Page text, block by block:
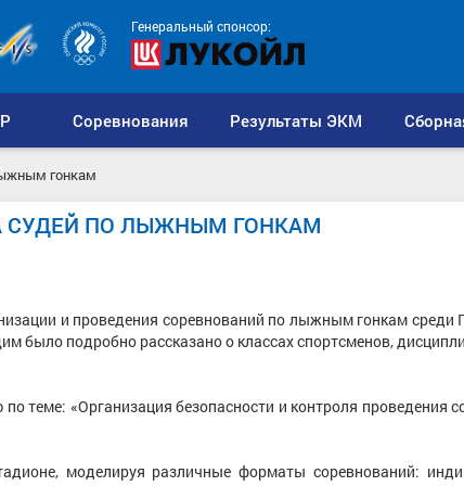
Генеральный спонсор:
Соревнования Результаты ЭКМ
гонкам
СУДЕЙ ПО ЛЫЖНЫМ ГОНКАМ
и проведения соревнований по лыжным гонкам
было подробно рассказано о классах спортсменов,
теме: «Организация безопасности и контроля проведения
моделируя различные форматы соревнований: